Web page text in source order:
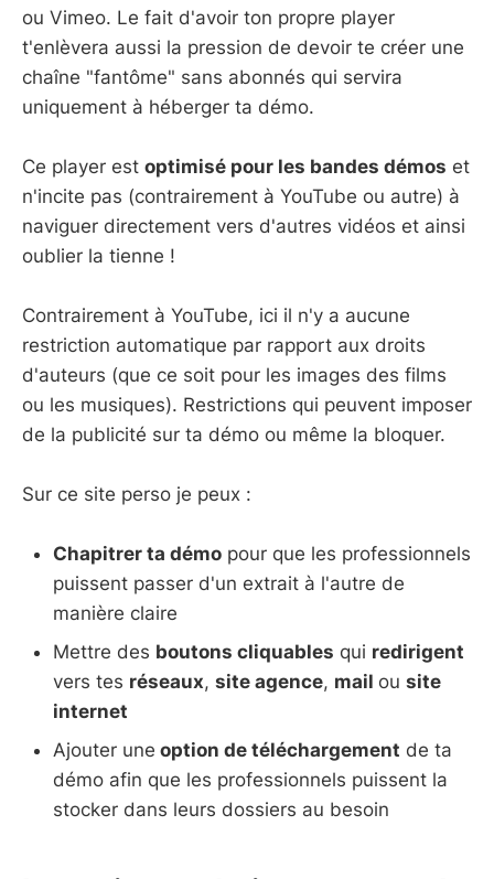
ou Vimeo. Le fait d'avoir ton propre player
t'enlèvera aussi la pression de devoir te créer une
chaîne "fantôme" sans abonnés qui servira
uniquement à héberger ta démo.
Ce player est optimisé pour les bandes démos et
n'incite pas (contrairement à YouTube ou autre) à
naviguer directement vers d'autres vidéos et ainsi
oublier la tienne !
Contrairement à YouTube, ici il n'y a aucune
restriction automatique par rapport aux droits
d'auteurs (que ce soit pour les images des films
ou les musiques). Restrictions qui peuvent imposer
de la publicité sur ta démo ou même la bloquer.
Sur ce site perso je peux :
Chapitrer ta démo pour que les professionnels
puissent passer d'un extrait à l'autre de
manière claire
Mettre des boutons cliquables qui redirigent
vers tes réseaux, site agence, mail ou site
internet
Ajouter une option de téléchargement de ta
démo afin que les professionnels puissent la
stocker dans leurs dossiers au besoin